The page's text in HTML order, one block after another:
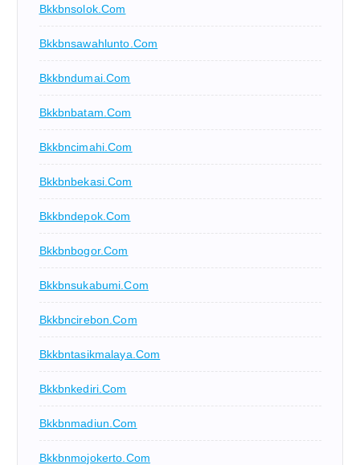
Bkkbnsolok.com
Bkkbnsawahlunto.com
Bkkbndumai.com
Bkkbnbatam.com
Bkkbncimahi.com
Bkkbnbekasi.com
Bkkbndepok.com
Bkkbnbogor.com
Bkkbnsukabumi.com
Bkkbncirebon.com
Bkkbntasikmalaya.com
Bkkbnkediri.com
Bkkbnmadiun.com
Bkkbnmojokerto.com